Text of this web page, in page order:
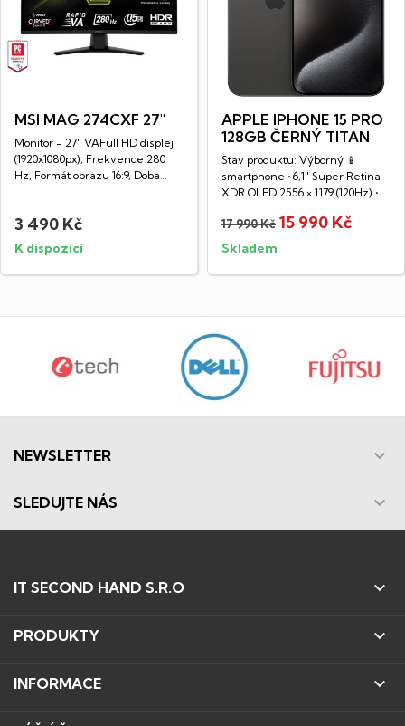
MSI MAG 274CXF 27"
Monitor - 27" VAFull HD displej
(1920x1080px), Frekvence 280
Hz, Formát obrazu 16:9, Doba
3 490 Kč
K dispozici
APPLE IPHONE 15 PRO
128GB ČERNÝ TITAN
Stav produktu: Výborný 📱
smartphone • 6,1" Super Retina
XDR OLED 2556 × 1179 (120Hz) •
17 990 Kč 15 990 Kč
Skladem
NEWSLETTER 
SLEDUJTE NÁS 
IT SECOND HAND S.R.O 
PRODUKTY 
INFORMACE 